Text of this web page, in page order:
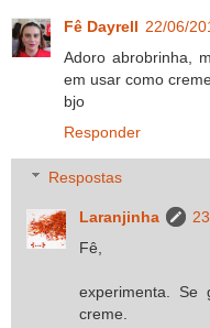
Fê Dayrell 22/06/
Adoro abrobrinha,
em usar como
bjo
Responder
Respostas
Laranjinha
Fê,
experimenta.
creme.